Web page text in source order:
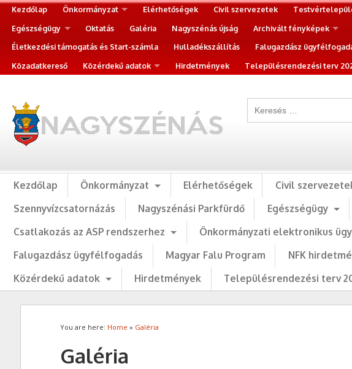
Kezdőlap Önkormányzat Elérhetőségek Civil szervezetek
Egészségügy
Oktatás Galéria Nagyszénás újság Archivált fényképek
Életkezdési támogatás és Start-számla
Hulladékszállítás Falugazdász
Közadatkereső
Közérdekű adatok Hirdetmények Településrendezési terv
Kezdőlap Önkormányzat Elérhetőségek Civil
Szennyvízcsatornázás
Nagyszénási Parkfürdő Egészségügy
Csatlakozás az ASP rendszerhez
Önkormányzati elektronikus
Falugazdász ügyfélfogadás
Magyar Falu Program NFK
Közérdekű adatok
Hirdetmények Településrendezési terv
You are here: Home » Galéria
Galéria